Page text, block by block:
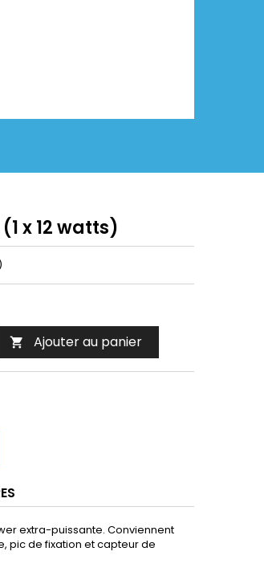
x 12 watts)
 Ajouter au panier
extra-puissante. Conviennent
pic de fixation et capteur de